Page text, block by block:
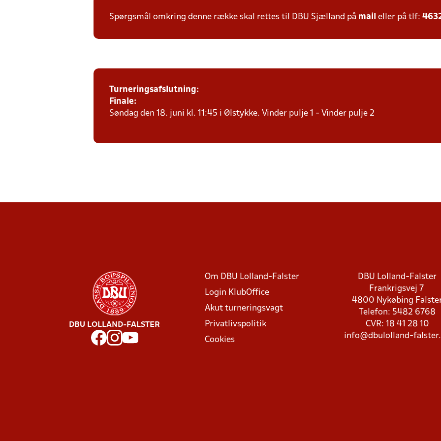
Spørgsmål omkring denne række skal rettes til DBU Sjælland på mail eller på tlf:
Turneringsafslutning:
Finale:
Søndag den 18. juni kl. 11:45 i Ølstykke. Vinder pulje 1 - Vinder pulje 2
DBU LOLLAND-FALSTER
Om DBU Lolland-Falster
Login KlubOffice
Akut turneringsvagt
Privatlivspolitik
Cookies
DBU Lolland-Falster
Frankrigsvej 7
4800 Nykøbing
Telefon: 5482 6768
CVR: 18 41 28 10
info@dbulolland-